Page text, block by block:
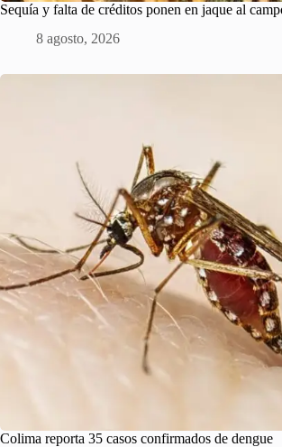
Sequía y falta de créditos ponen en jaque al
8 agosto, 2026
Colima reporta 35 casos confirmados de dengue